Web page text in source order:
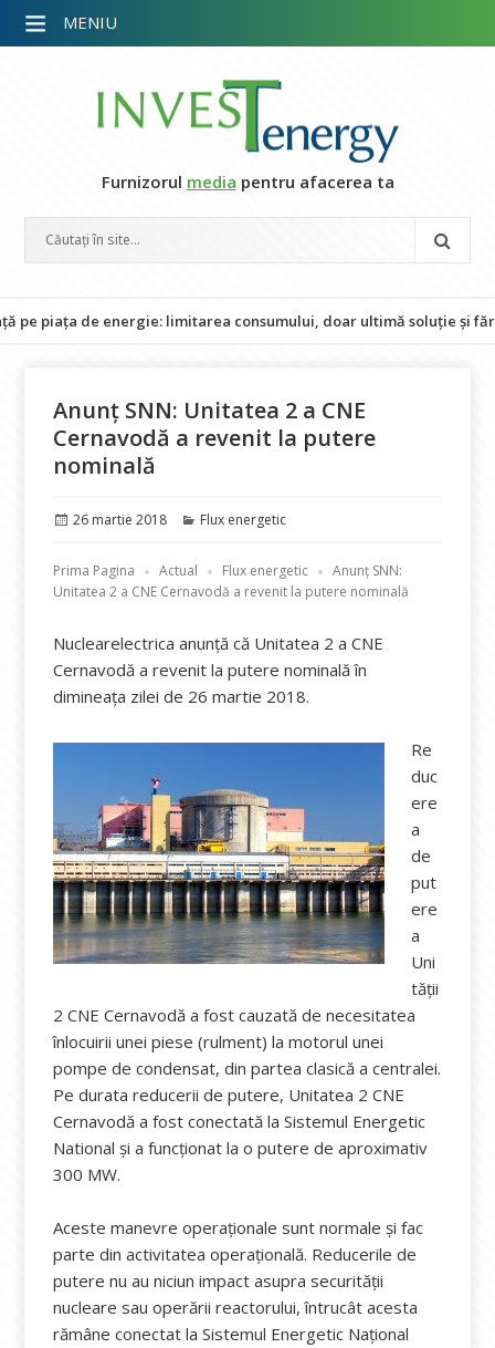
Furnizorul media pentru afacerea ta
de energie: limitarea consumului, doar ultimă soluție și fără
Anunț SNN: Unitatea 2 a CNE
Cernavodă a revenit la putere
nominală
Publicat
26 martie 2018 Categorii
Flux energetic
Prima Pagina Actual Flux energetic
Anunț SNN:
Unitatea 2 a CNE Cernavodă a revenit la putere nominală
Nuclearelectrica anunță că Unitatea 2 a CNE
Cernavodă a revenit la putere nominală în
dimineața zilei de 26 martie 2018.
Re
duc
ere
a
de
put
ere
a
Uni
tății
2 CNE Cernavodă a fost cauzată de necesitatea
înlocuirii unei piese (rulment) la motorul unei
pompe de condensat, din partea clasică a centralei.
Pe durata reducerii de putere, Unitatea 2 CNE
Cernavodă a fost conectată la Sistemul Energetic
National și a funcționat la o putere de aproximativ
300 MW.
Aceste manevre operaționale sunt normale și fac
parte din activitatea operațională. Reducerile de
putere nu au niciun impact asupra securității
nucleare sau operării reactorului, întrucât acesta
rămâne conectat la Sistemul Energetic Național
MENIU